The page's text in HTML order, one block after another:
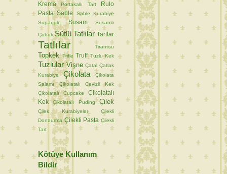
Krema
Portakallı Tart
Rulo
Pasta Sable
Sable Kurabiye
Supangle
Susam Susamlı
Çubuk Sütlü Tatlılar Tartlar
Tatlılar Tiramisu
Topkek Trifle Truff Tuzlu Kek
Tuzlular Vişne Çatal Çatlak
Kurabiye
Çikolata
Çikolata
Salamı
Çikolatalı Cevizli Kek
Çikolatalı Cupcake
Çikolatalı
Kek
Çikolatalı Puding Çilek
Çilek Kurabiyeler
Çilekli
Dondurma Çilekli Pasta Çilekli
Tart
Kötüye Kullanım
Bildir